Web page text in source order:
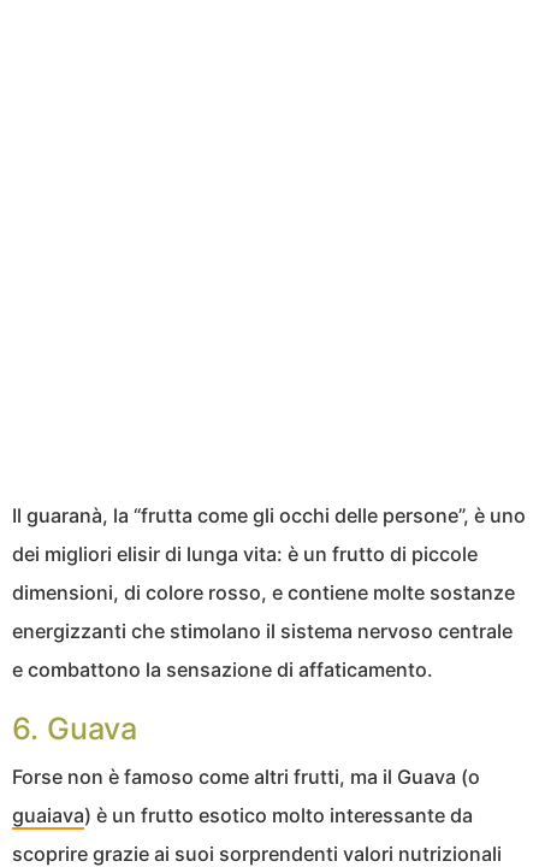
Il guaranà, la “frutta come gli occhi delle persone”, è uno
dei migliori elisir di lunga vita: è un frutto di piccole
dimensioni, di colore rosso, e contiene molte sostanze
energizzanti che stimolano il sistema nervoso centrale
e combattono la sensazione di affaticamento.
6. Guava
Forse non è famoso come altri frutti, ma il Guava (o
guaiava) è un frutto esotico molto interessante da
scoprire grazie ai suoi sorprendenti valori nutrizionali